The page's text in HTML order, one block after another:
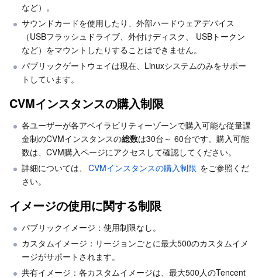
Cloud HDFS
Data Accelerator Goose FileSystem
Smart Media Hosting
TencentDB for MariaDB
TencentDB for PostgreSQL
TencentDB for SQL Server
TDSQL-C for MySQL
TDSQL for MySQL
TDSQL Boundless
NoSQLデータベース
Tencent Cloud Distributed Cache (Redis OSS-Compatible)
TencentDB for MongoDB
TencentDB for TcaplusDB
TencentDB for Tendis
TencentDB for CTSDB
データベース SaaS サービス
Data Transfer Service
Database Expert Service
TencentDB for DBbrain
Database Management Center
ネットワーキング
Virtual Private Cloud
Cloud Load Balancer
Gateway Load Balancer
Direct Connect
Cloud Connect Network
Elastic Network Interface
データセキュリティ
Data Security Governance Center
Key Management Service
Secrets Manager
Bastion Host
Data Security Audit
ビジネスセキュリティ
Captcha
Text Moderation System
Image Moderation System
Audio Moderation System
セキュリティサービス
Penetration Test Service
Security Service Platform
セキュリティ管理
Tencent Cloud Firewall
Web Application Firewall
アプリケーションセキュリティ
Mobile Security
ドメインとウェブサイト
など）。
サウンドカードを使用したり、外部ハードウェアデバイス
（USBフラッシュドライブ、外付けディスク、 USBトークン
など）をマウントしたりすることはできません。
パブリックゲートウェイは現在、Linuxシステムのみをサポー
トしています。
CVMインスタンスの購入制限
各ユーザーが各アベイラビリティーゾーンで購入可能な従量課
金制のCVMインスタンスの総数は30台～ 60台です。購入可能
数は、CVM購入ページにアクセスして確認してください。
詳細については、 CVMインスタンスの購入制限 をご参照くだ
さい。
イメージの使用に関する制限
パブリックイメージ：使用制限なし。
カスタムイメージ：リージョンごとに最大500のカスタムイメ
ージがサポートされます。
共有イメージ：各カスタムイメージは、最大500人のTencent